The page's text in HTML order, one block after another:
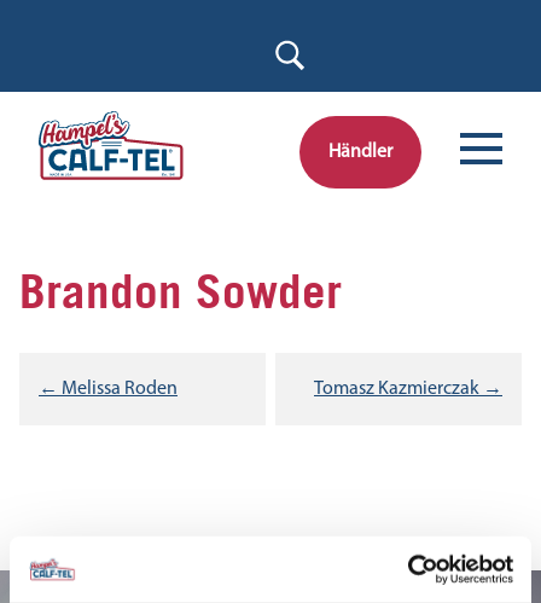
Händler
Brandon Sowder
Beitragsnavigation
← Melissa Roden Tomasz Kazmierczak →